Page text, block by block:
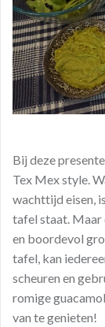
Bij deze
Tex Mex style.
wachttijd eisen,
tafel staat. Maar
en boordevol
tafel, kan
scheuren en
romige
van te genieten!